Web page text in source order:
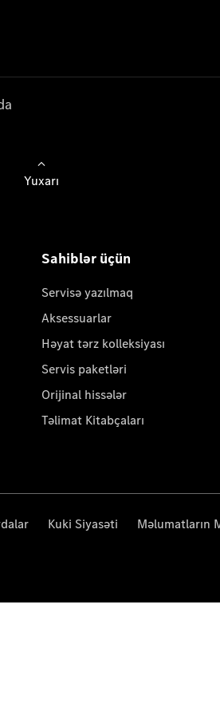
Yuxarı
Sahiblər üçün
Servisə yazılmaq
Aksessuarlar
Həyat tərz kolleksiyası
Servis paketləri
Orijinal hissələr
Təlimat Kitabçaları
Kuki Siyasəti Məlumatların